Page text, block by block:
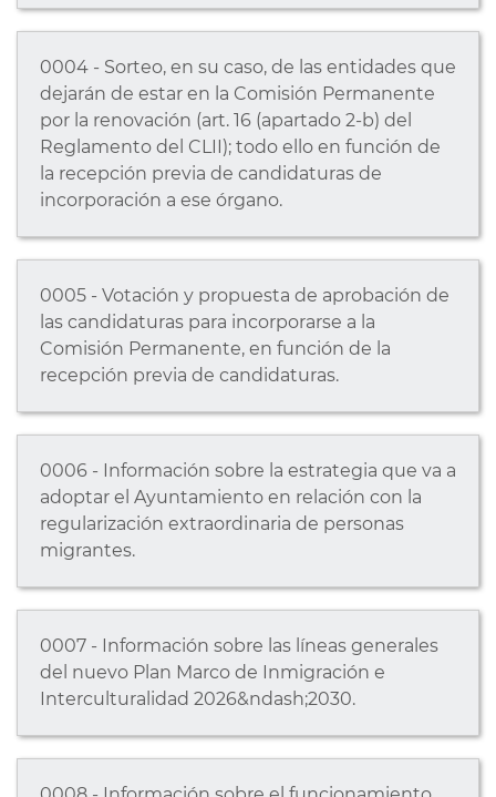
0004 - Sorteo, en su caso, de las entidades que
dejarán de estar en la Comisión Permanente
por la renovación (art. 16 (apartado 2-b) del
Reglamento del CLII); todo ello en función de
la recepción previa de candidaturas de
incorporación a ese órgano.
0005 - Votación y propuesta de aprobación de
las candidaturas para incorporarse a la
Comisión Permanente, en función de la
recepción previa de candidaturas.
0006 - Información sobre la estrategia que va a
adoptar el Ayuntamiento en relación con la
regularización extraordinaria de personas
migrantes.
0007 - Información sobre las líneas generales
del nuevo Plan Marco de Inmigración e
Interculturalidad 2026&ndash;2030.